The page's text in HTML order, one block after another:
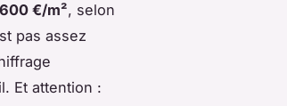
€/m², selon
pas assez
Et attention :